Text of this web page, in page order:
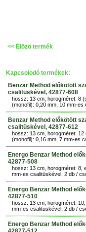
<< Elözö termék
Kapcsolodó termékek:
Benzar Method előkötött
csalitüskével, 42877-608
hossz: 13 cm, horogméret: 8
(monofil): 0,20 mm, 10 mm-
Benzar Method előkötött
csalitüskével, 42877-612
hossz: 13 cm, horogméret:
(monofil): 0,16 mm, 7 mm-es
Energo Benzar Method
42877-508
hossz: 13 cm, horogméret: 8,
mm-es csalitüskével, 2 db /
Energo Benzar Method
42877-510
hossz: 13 cm, horogméret:
mm-es csalitüskével, 2 db /
Energo Benzar Method